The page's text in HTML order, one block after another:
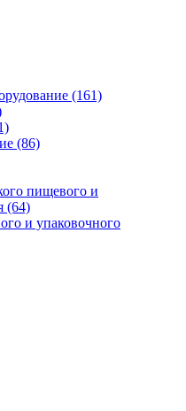
(161)
(86)
пищевого и
(64)
и упаковочного